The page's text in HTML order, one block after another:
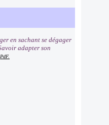
en sachant se dégager
adapter son
PdF.